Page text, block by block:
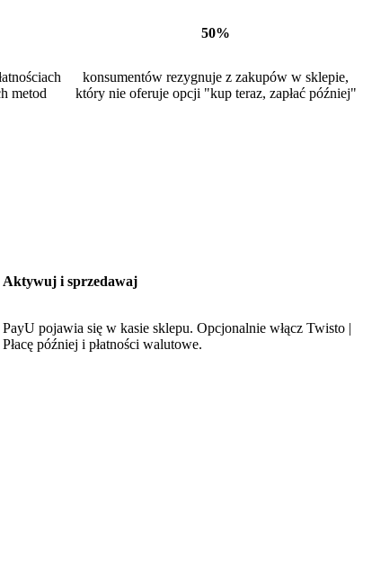
metod
50%
konsumentów rezygnuje z zakupów w sklepie,
który nie oferuje opcji "kup teraz, zapłać później"
Aktywuj i sprzedawaj
PayU pojawia się w kasie sklepu. Opcjonalnie włącz Twisto |
Płacę później i płatności walutowe.